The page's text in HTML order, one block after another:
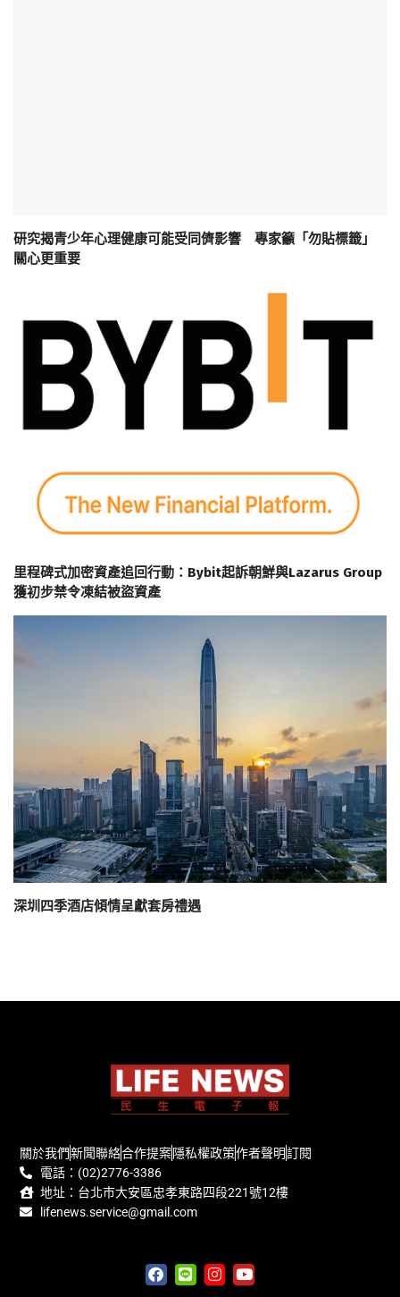
研究揭青少年心理健康可能受同儕影響 專家籲「勿貼標籤」
關心更重要
里程碑式加密資產追回行動：Bybit起訴朝鮮與Lazarus Group
獲初步禁令凍結被盜資產
深圳四季酒店傾情呈獻套房禮遇
關於我們新聞聯絡合作提案隱私權政策作者聲明訂閱
電話：(02)2776-3386
地址：台北市大安區忠孝東路四段221號12樓
lifenews.service@gmail.com